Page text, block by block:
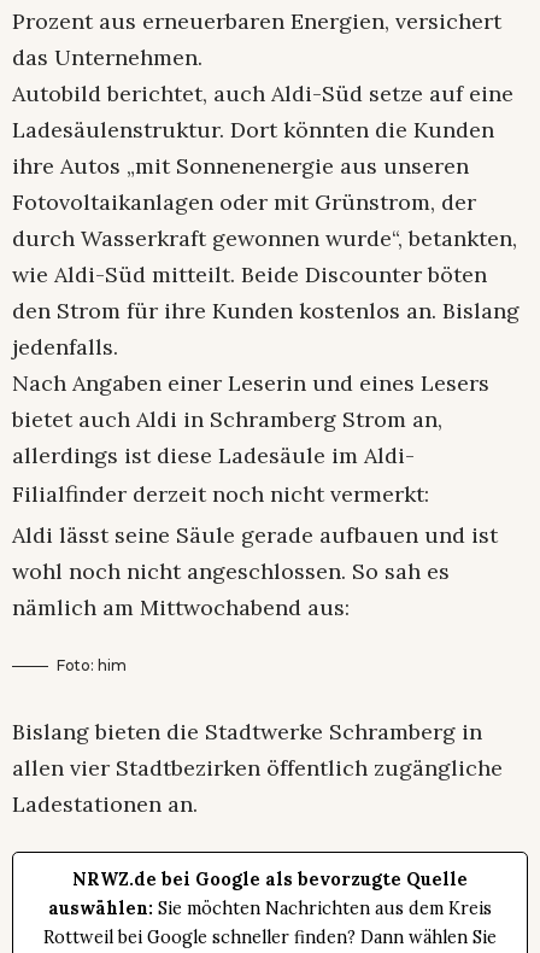
Prozent aus erneuerbaren Energien, versichert
das Unternehmen.
Autobild berichtet, auch Aldi-Süd setze auf eine
Ladesäulenstruktur. Dort könnten die Kunden
ihre Autos „mit Sonnenenergie aus unseren
Fotovoltaikanlagen oder mit Grünstrom, der
durch Wasserkraft gewonnen wurde“, betankten,
wie Aldi-Süd mitteilt. Beide Discounter böten
den Strom für ihre Kunden kostenlos an. Bislang
jedenfalls.
Nach Angaben einer Leserin und eines Lesers
bietet auch Aldi in Schramberg Strom an,
allerdings ist diese Ladesäule im Aldi-
Filialfinder derzeit noch nicht vermerkt:
Aldi lässt seine Säule gerade aufbauen und ist
wohl noch nicht angeschlossen. So sah es
nämlich am Mittwochabend aus:
Foto: him
Bislang bieten die Stadtwerke Schramberg in
allen vier Stadtbezirken öffentlich zugängliche
Ladestationen an.
NRWZ.de bei Google als bevorzugte Quelle
auswählen: Sie möchten Nachrichten aus dem Kreis
Rottweil bei Google schneller finden? Dann wählen Sie